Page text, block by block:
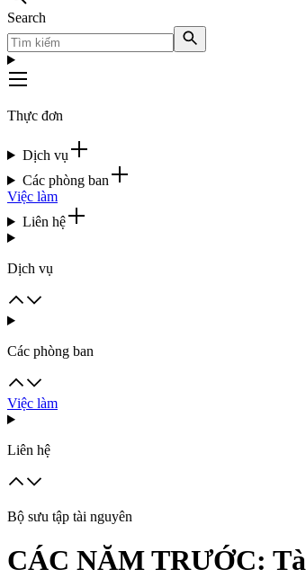
Search
Thực đơn
Dịch vụ
Các phòng ban
Việc làm
Liên hệ
Dịch vụ
Các phòng ban
Việc làm
Liên hệ
Bộ sưu tập tài nguyên
CÁC NĂM TRƯỚC: